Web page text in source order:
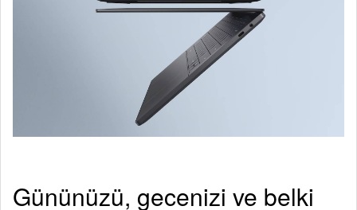
Gününüzü, gecenizi ve belki